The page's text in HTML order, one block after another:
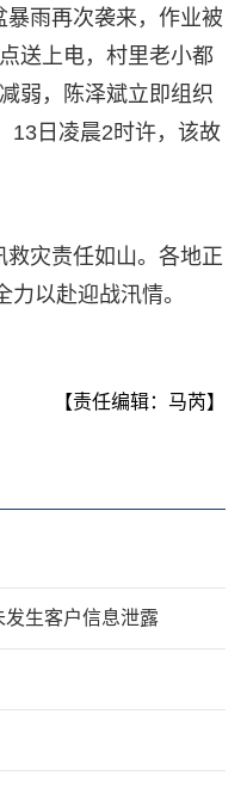
雨再次袭来，作业被
送上电，村里老小都
弱，陈泽斌立即组织
13日凌晨2时许，该故
灾责任如山。各地正
以赴迎战汛情。
【责任编辑：马芮】
生客户信息泄露